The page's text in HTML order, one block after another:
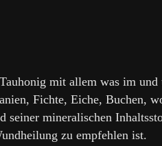
mit allem was im und
Fichte, Eiche, Buchen,
seiner mineralischen
zu empfehlen ist.